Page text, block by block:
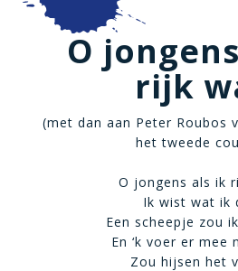
O
rijk
(met dan aan Peter Roubos
het tweede
O jongens als ik
Ik wist wat ik
Een scheepje zou
En ‘k voer er mee
Zou hijsen het